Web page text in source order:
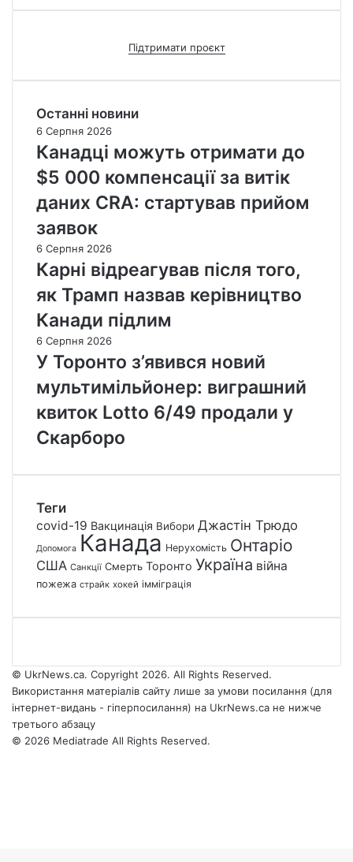
Підтримати проєкт
Останні новини
6 Серпня 2026
Канадці можуть отримати до
$5 000 компенсації за витік
даних CRA: стартував прийом
заявок
6 Серпня 2026
Карні відреагував після того,
як Трамп назвав керівництво
Канади підлим
6 Серпня 2026
У Торонто з’явився новий
мультимільйонер: виграшний
квиток Lotto 6/49 продали у
Скарборо
Теги
covid-19 Вакцинація Вибори Джастін Трюдо
Допомога Канада Нерухомість Онтаріо
США Санкції Смерть Торонто Україна війна
пожежа страйк хокей імміграція
© UkrNews.ca. Copyright 2026. All Rights Reserved.
Використання матеріалів сайту лише за умови посилання (для
інтернет-видань - гіперпосилання) на UkrNews.ca не нижче
третього абзацу
© 2026 Mediatrade All Rights Reserved.